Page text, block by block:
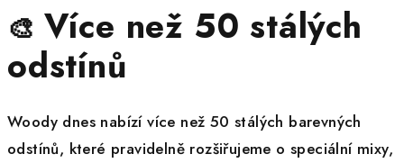
🎨 Více než 50 stálých
odstínů
Woody dnes nabízí více než 50 stálých barevných
odstínů, které pravidelně rozšiřujeme o speciální mixy,